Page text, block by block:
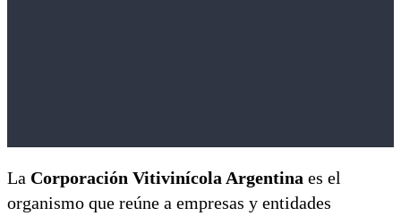
La Corporación Vitivinícola Argentina es el
organismo que reúne a empresas y entidades